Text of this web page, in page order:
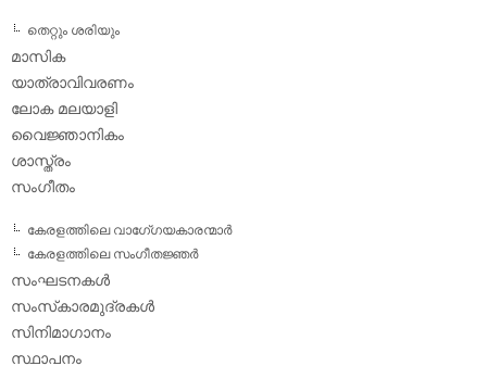
തെറ്റും ശരിയും
മാസിക
യാത്രാവിവരണം
ലോക മലയാളി
വൈജ്ഞാനികം
ശാസ്ത്രം
സംഗീതം
കേരളത്തിലെ വാഗേ്ഗയകാരന്മാര്‍
കേരളത്തിലെ സംഗീതജ്ഞര്‍
സംഘടനകള്‍
സംസ്‌കാരമുദ്രകള്‍
സിനിമാഗാനം
സ്ഥാപനം